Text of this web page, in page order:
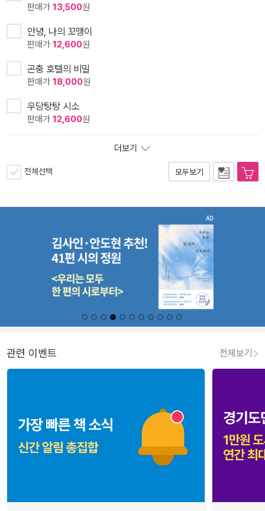
판매가 13,500원
안녕, 나의 꼬맹이
판매가 12,600원
곤충 호텔의 비밀
판매가 18,000원
우당탕탕 시소
판매가 12,600원
더보기
전체선택 모두보기
관련 이벤트 전체보기